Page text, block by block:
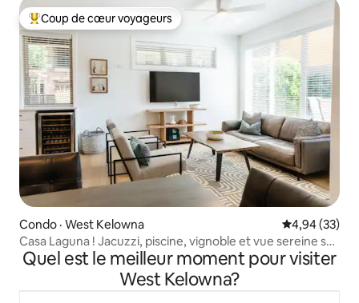
Coup de cœur voyageurs parmi les plus aimés
Coup de cœur voyageurs
Condo · West Kelowna Note
4,94 (33)
Casa Laguna ! Jacuzzi, piscine, vignoble et vue sereine sur
le lac
Quel est le meilleur moment pour visiter
West Kelowna?